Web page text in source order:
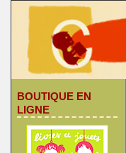
BOUTIQUE EN
LIGNE